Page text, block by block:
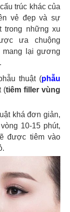
trúc khác của
vẻ đẹp và sự
những xu
ưa chuộng
lại gương
thuật (phẫu
(tiêm filler vùng
khá đơn giản,
10-15 phút,
được tiêm vào